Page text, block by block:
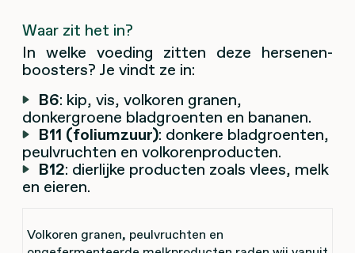
Waar zit het in?
In welke voeding zitten deze hersenen-
boosters? Je vindt ze in:
B6: kip, vis, volkoren granen,
donkergroene bladgroenten en bananen.
B11 (foliumzuur): donkere bladgroenten,
peulvruchten en volkorenproducten.
B12: dierlijke producten zoals vlees, melk
en eieren.
Volkoren granen, peulvruchten en